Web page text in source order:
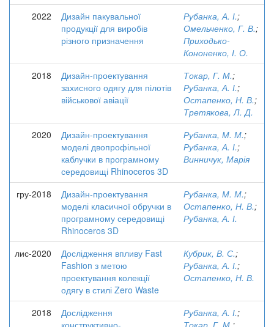
2022
Дизайн пакувальної
продукції для виробів
різного призначення
Рубанка, А. І.;
Омельченко, Г. В.;
Приходько-
Кононенко, І. О.
2018
Дизайн-проектування
захисного одягу для пілотів
військової авіації
Токар, Г. М.;
Рубанка, А. І.;
Остапенко, Н. В.;
Третякова, Л. Д.
2020
Дизайн-проектування
моделі двопрофільної
каблучки в програмному
середовищі Rhinoceros 3D
Рубанка, М. М.;
Рубанка, А. І.;
Винничук, Марія
гру-2018
Дизайн-проектування
моделі класичної обручки в
програмному середовищі
Rhinoceros 3D
Рубанка, М. М.;
Остапенко, Н. В.;
Рубанка, А. І.
лис-2020
Дослідження впливу Fast
Fashion з метою
проектування колекції
одягу в стилі Zero Waste
Кубрик, В. С.;
Рубанка, А. І.;
Остапенко, Н. В.
2018
Дослідження
конструктивно-
Рубанка, А. І.;
Токар, Г. М. ;